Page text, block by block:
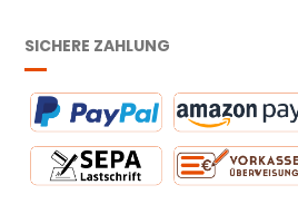
SICHERE ZAHLUNG